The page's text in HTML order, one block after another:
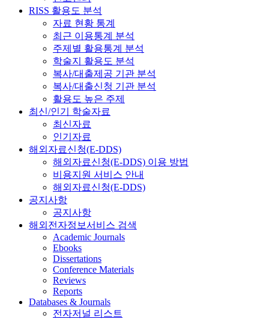
RISS 활용도 분석
자료 현황 통계
최근 이용통계 분석
주제별 활용통계 분석
학술지 활용도 분석
복사/대출제공 기관 분석
복사/대출신청 기관 분석
활용도 높은 주제
최신/인기 학술자료
최신자료
인기자료
해외자료신청(E-DDS)
해외자료신청(E-DDS) 이용 방법
비용지원 서비스 안내
해외자료신청(E-DDS)
공지사항
공지사항
해외전자정보서비스 검색
Academic Journals
Ebooks
Dissertations
Conference Materials
Reviews
Reports
Databases & Journals
전자저널 리스트